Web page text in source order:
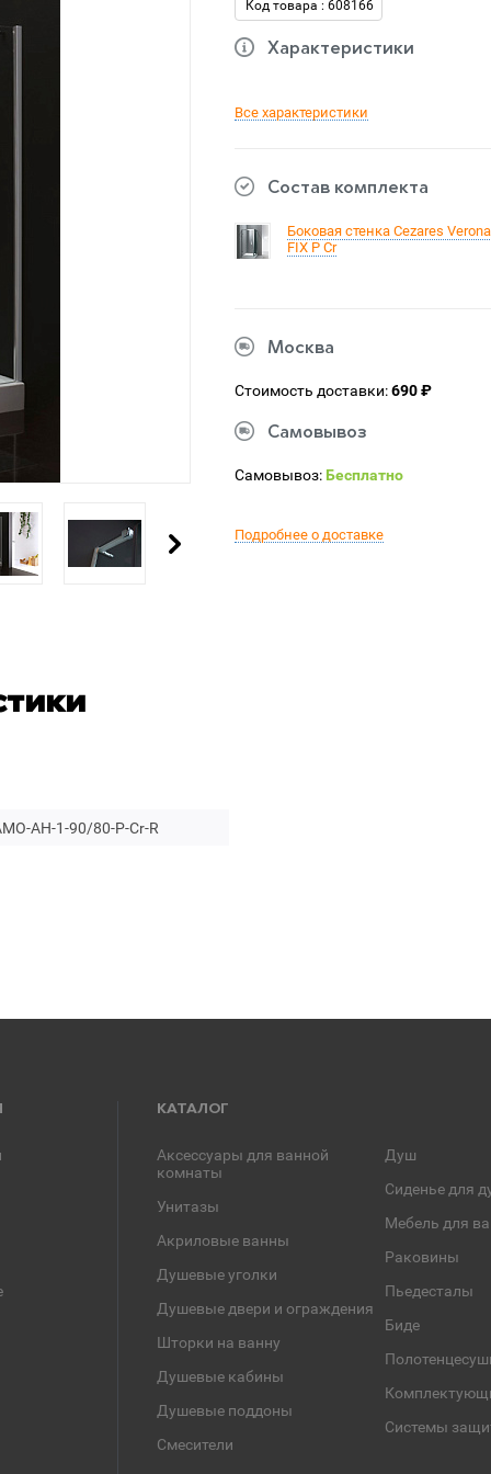
Код товара : 608166
Характеристики
Все характеристики
Состав комплекта
Боковая стенка Cezares
FIX P Cr
Москва
Стоимость доставки:690 ₽
Самовывоз
Самовывоз:Бесплатно
Подробнее о доставке
AH-1-90/80-P-Cr-R
КАТАЛОГ
Аксессуары для ванной
комнаты
Унитазы
Акриловые ванны
Душевые уголки
Душевые двери и ограждения
Шторки на ванну
Душевые кабины
Душевые поддоны
Смесители
Душ
Сиденье для
Мебель для
Раковины
Пьедесталы
Биде
Системы